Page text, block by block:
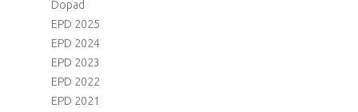
Dopad
EPD 2025
EPD 2024
EPD 2023
EPD 2022
EPD 2021